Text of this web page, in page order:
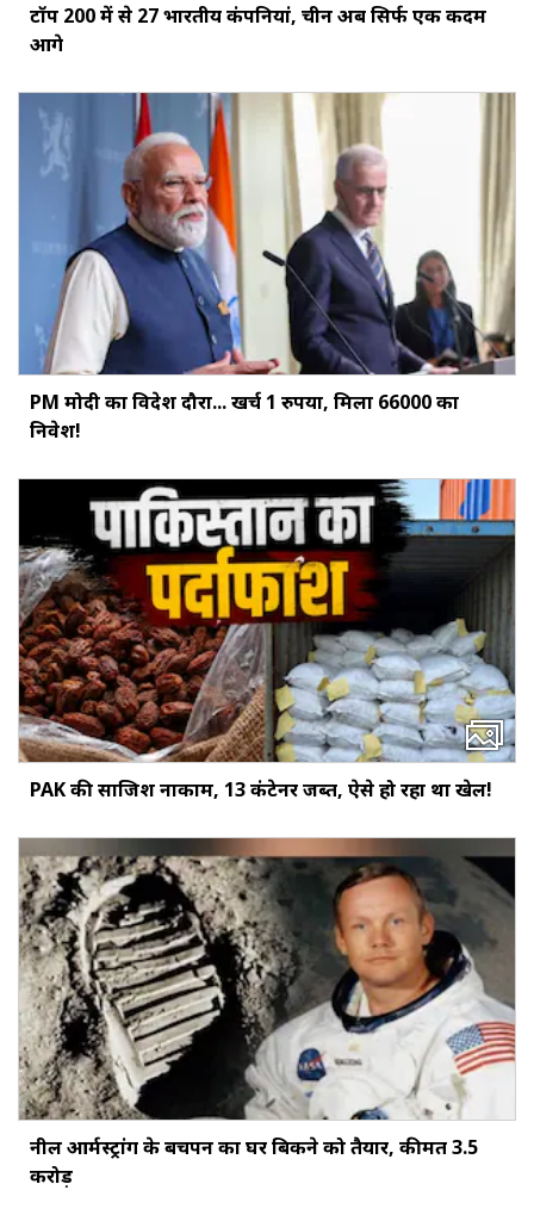
टॉप 200 में से 27 भारतीय कंपनियां, चीन अब सिर्फ एक कदम
आगे
PM मोदी का विदेश दौरा... खर्च 1 रुपया, मिला ₹66000 का
निवेश!
PAK की साजिश नाकाम, 13 कंटेनर जब्त, ऐसे हो रहा था खेल!
नील आर्मस्ट्रांग के बचपन का घर बिकने को तैयार, कीमत 3.5
करोड़